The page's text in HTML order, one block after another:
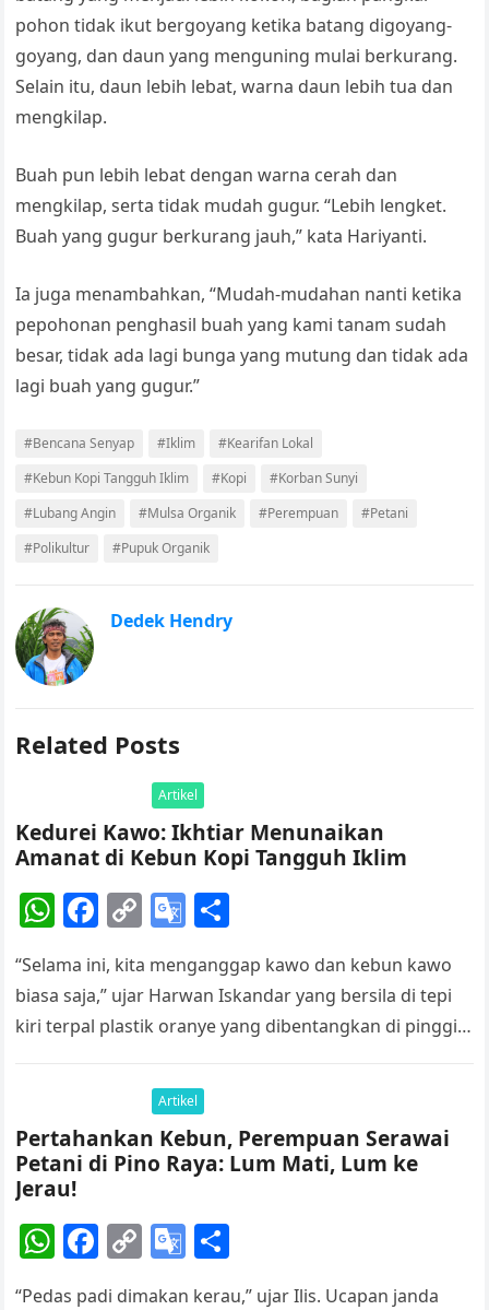
pohon tidak ikut bergoyang ketika batang digoyang-
goyang, dan daun yang menguning mulai berkurang.
Selain itu, daun lebih lebat, warna daun lebih tua dan
mengkilap.
Buah pun lebih lebat dengan warna cerah dan
mengkilap, serta tidak mudah gugur. “Lebih lengket.
Buah yang gugur berkurang jauh,” kata Hariyanti.
Ia juga menambahkan, “Mudah-mudahan nanti ketika
pepohonan penghasil buah yang kami tanam sudah
besar, tidak ada lagi bunga yang mutung dan tidak ada
lagi buah yang gugur.”
#Bencana Senyap #Iklim
#Kearifan Lokal
#Kebun Kopi Tangguh Iklim
#Kopi
#Korban Sunyi
#Lubang Angin
#Mulsa Organik #Perempuan
#Petani
#Polikultur
#Pupuk Organik
Dedek Hendry
Related Posts
Artikel
Kedurei Kawo: Ikhtiar Menunaikan
Amanat di Kebun Kopi Tangguh Iklim
W
h
at
s
A
p
F
a
c
e
b
o
k
C
o
p
y
Li
n
k
G
o
o
gl
e
Tr
a
n
sl
at
e
ar
e
“Selama ini, kita menganggap kawo dan kebun kawo
biasa saja,” ujar Harwan Iskandar yang bersila di tepi
kiri terpal plastik oranye yang dibentangkan di pinggir
Artikel
Pertahankan Kebun, Perempuan Serawai
Petani di Pino Raya: Lum Mati, Lum ke
Jerau!
W
h
F
a
C
o
G
o
“Pedas padi dimakan kerau,” ujar Ilis. Ucapan janda